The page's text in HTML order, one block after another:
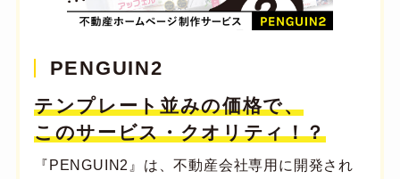
PENGUIN2
テンプレート並みの価格で、
このサービス・クオリティ！？
『PENGUIN2』は、不動産会社専用に開発され